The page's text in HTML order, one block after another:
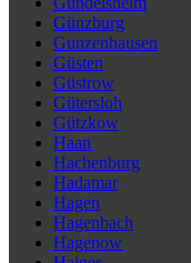
Günzburg
Gunzenhausen
Güsten
Güstrow
Gütersloh
Gützkow
Haan
Hachenburg
Hadamar
Hagen
Hagenbach
Hagenow